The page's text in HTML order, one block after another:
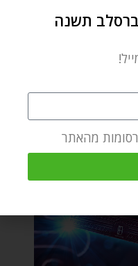
תשנה
מהאתר